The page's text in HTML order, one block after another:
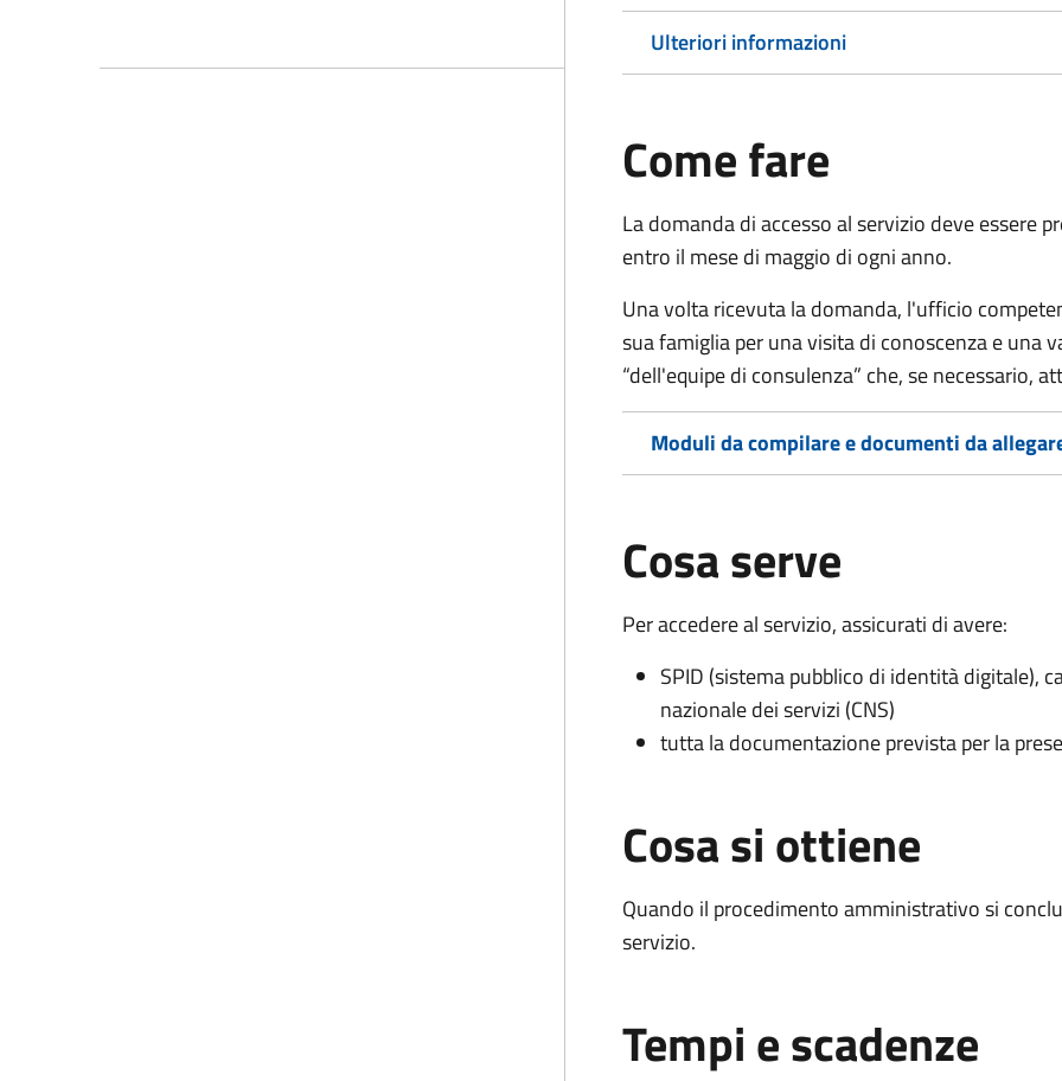
Ulteriori informazioni
Come fare
La domanda di accesso al servizio deve essere
entro il mese di maggio di ogni anno.
Una volta ricevuta la domanda, l'ufficio
sua famiglia per una visita di conoscenza e una
“dell'equipe di consulenza” che, se necessario,
Moduli da compilare e documenti da
Cosa serve
Per accedere al servizio, assicurati di avere:
SPID (sistema pubblico di identità digitale),
nazionale dei servizi (CNS)
tutta la documentazione prevista per la
Cosa si ottiene
Quando il procedimento amministrativo si
servizio.
Tempi e scadenze